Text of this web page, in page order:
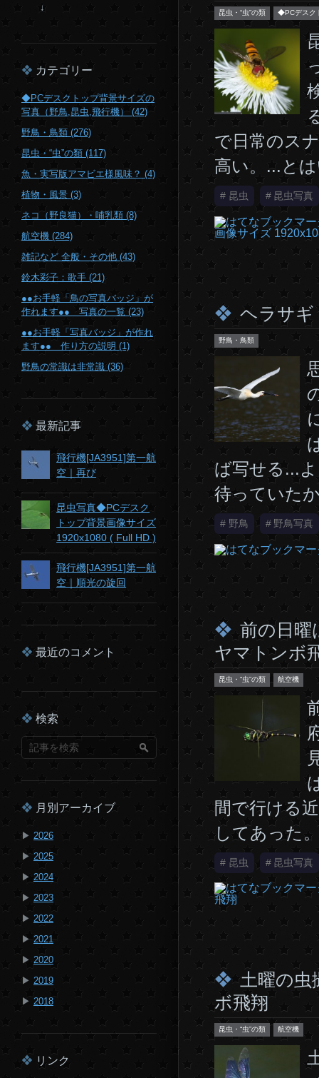
昆虫・“虫”の類 ◆PCデスク
で日常のス
高い。...と
# 昆虫 # 昆虫写真
ヘラサギ
野鳥・鳥類
ば写せる...
待っていた
# 野鳥 # 野鳥写真
前の日曜
ヤマトンボ
昆虫・“虫”の類 航空機
間で行ける
してあった
# 昆虫 # 昆虫写真
土曜の虫
ボ飛翔
昆虫・“虫”の類 航空機
↓
カテゴリー
◆PCデスクトップ背景サイズの
写真（野鳥,昆虫,飛行機） (42)
野鳥・鳥類 (276)
昆虫・“虫”の類 (117)
魚・実写版アマビエ様風味？ (4)
植物・風景 (3)
ネコ（野良猫）・哺乳類 (8)
航空機 (284)
雑記など 全般・その他 (43)
鈴木彩子：歌手 (21)
●●お手軽「鳥の写真バッジ」が
作れます●● 写真の一覧 (23)
●●お手軽「写真バッジ」が作れ
ます●● 作り方の説明 (1)
野鳥の常識は非常識 (36)
最新記事
飛行機[JA3951]第一航
空｜再び
昆虫写真◆PCデスク
トップ背景画像サイズ
1920x1080 ( Full HD )
飛行機[JA3951]第一航
空｜順光の旋回
最近のコメント
検索
月別アーカイブ
▶ 2026
▶ 2025
▶ 2024
▶ 2023
▶ 2022
▶ 2021
▶ 2020
▶ 2019
▶ 2018
リンク